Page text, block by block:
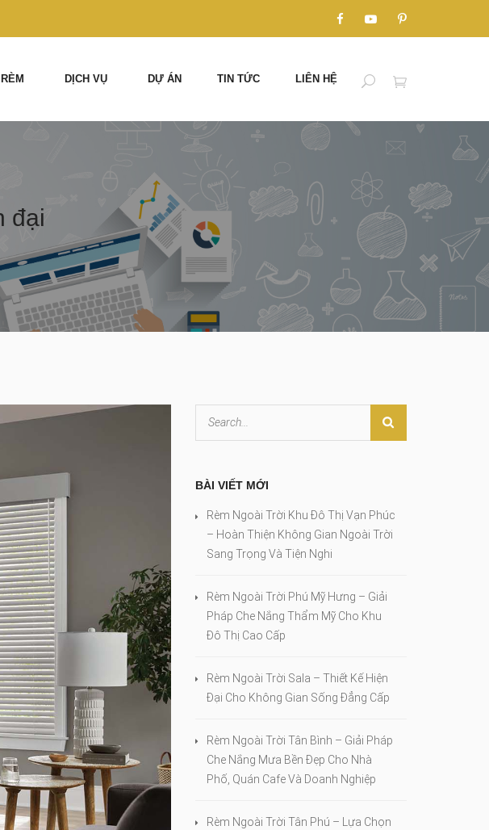
DỊCH VỤ DỰ ÁN TIN TỨC LIÊN HỆ
đại
BÀI VIẾT MỚI
Rèm Ngoài Trời Khu Đô Thị Vạn Phúc
– Hoàn Thiện Không Gian Ngoài Trời
Sang Trọng Và Tiện Nghi
Rèm Ngoài Trời Phú Mỹ Hưng – Giải
Pháp Che Nắng Thẩm Mỹ Cho Khu
Đô Thị Cao Cấp
Rèm Ngoài Trời Sala – Thiết Kế Hiện
Đại Cho Không Gian Sống Đẳng Cấp
Rèm Ngoài Trời Tân Bình – Giải Pháp
Che Nắng Mưa Bền Đẹp Cho Nhà
Phố, Quán Cafe Và Doanh Nghiệp
Rèm Ngoài Trời Tân Phú – Lựa Chọn